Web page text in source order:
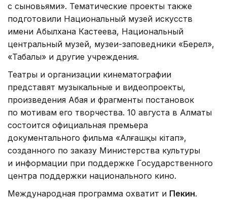
с сыновьями». Тематические проекты также
подготовили Национальный музей искусств
имени Абылхана Кастеева, Национальный
центральный музей, музеи-заповедники «Берел»,
«Таңбалы» и другие учреждения.
Театры и организации кинематографии
представят музыкальные и видеопроекты,
произведения Абая и фрагменты постановок
по мотивам его творчества. 10 августа в Алматы
состоится официальная премьера
документального фильма «Алғашқы кітап»,
созданного по заказу Министерства культуры
и информации при поддержке Государственного
центра поддержки национального кино.
Международная программа охватит и Пекин.